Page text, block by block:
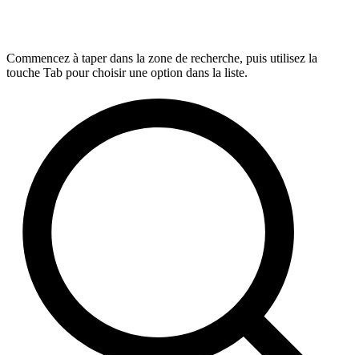
Commencez à taper dans la zone de recherche, puis utilisez la
touche Tab pour choisir une option dans la liste.